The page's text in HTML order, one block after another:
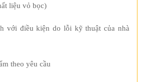
liệu vỏ bọc)
với điều kiện do lỗi kỹ thuật của nhà
theo yêu cầu